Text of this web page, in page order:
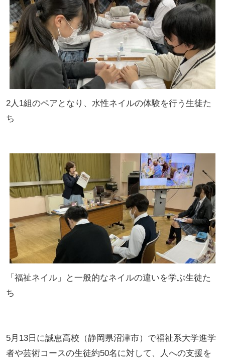
2人1組のペアとなり、水性ネイルの体験を行う生徒た
ち
「福祉ネイル」と一般的なネイルの違いを学ぶ生徒た
ち
5月13日に誠恵高校（静岡県沼津市）で福祉系大学進学
者や芸術コースの生徒約50名に対して、人への支援を